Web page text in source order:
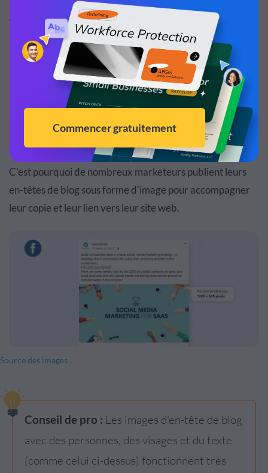
4. En-têtes de blog pour accélérer votre stratégie
marketing
Taille recommandée : 1200 x 628 pixels
Publier un lien vers Facebook n'est malheureusement pas
le type de publication le plus engageant. Votre public a
besoin de quelque chose de visuellement intéressant
C'est pourquoi de nombreux marketeurs publient leurs
en-têtes de blog sous forme d'image pour accompagner
leur copie et leur lien vers leur site web.
Source des images
Conseil de pro : Les images d'en-tête de blog
avec des personnes, des visages et du texte
(comme celui ci-dessus) fonctionnent très